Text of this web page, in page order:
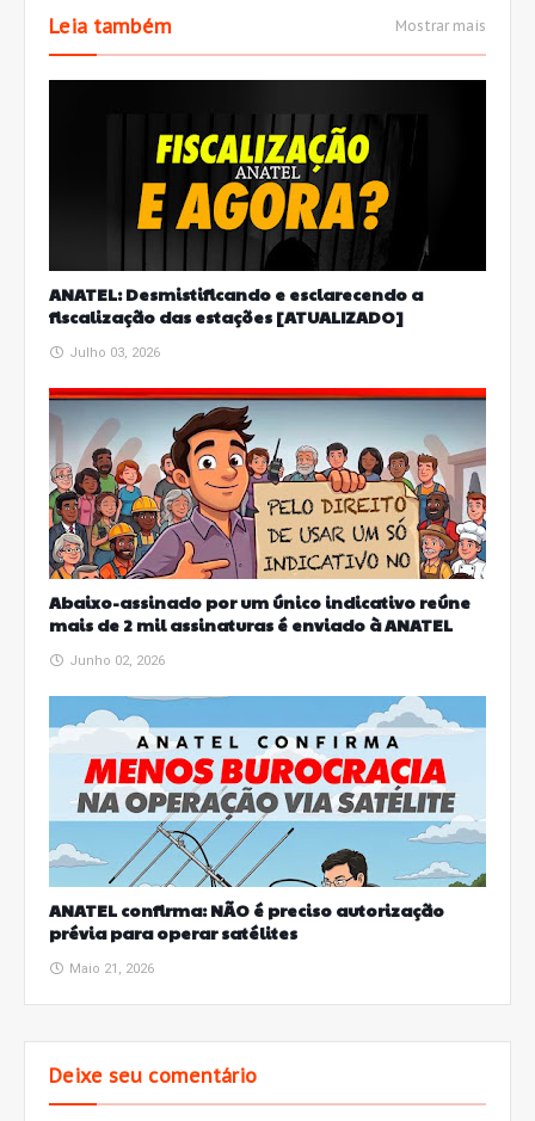
Leia também Mostrar mais
ANATEL: Desmistificando e esclarecendo a
fiscalização das estações [ATUALIZADO]
Julho 03, 2026
Abaixo-assinado por um único indicativo reúne
mais de 2 mil assinaturas é enviado à ANATEL
Junho 02, 2026
ANATEL confirma: NÃO é preciso autorização
prévia para operar satélites
Maio 21, 2026
Deixe seu comentário